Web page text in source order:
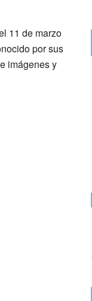
11 de marzo
por sus
imágenes y